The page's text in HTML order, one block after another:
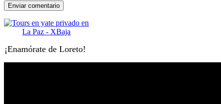
¡Enamórate de Loreto!